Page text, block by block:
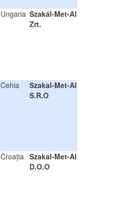
Ungaria Szakál-Met-Al
Zrt.
Cehia
Szakal-Met-Al
S.R.O
Croaţia Szakal-Met-Al
D.O.O